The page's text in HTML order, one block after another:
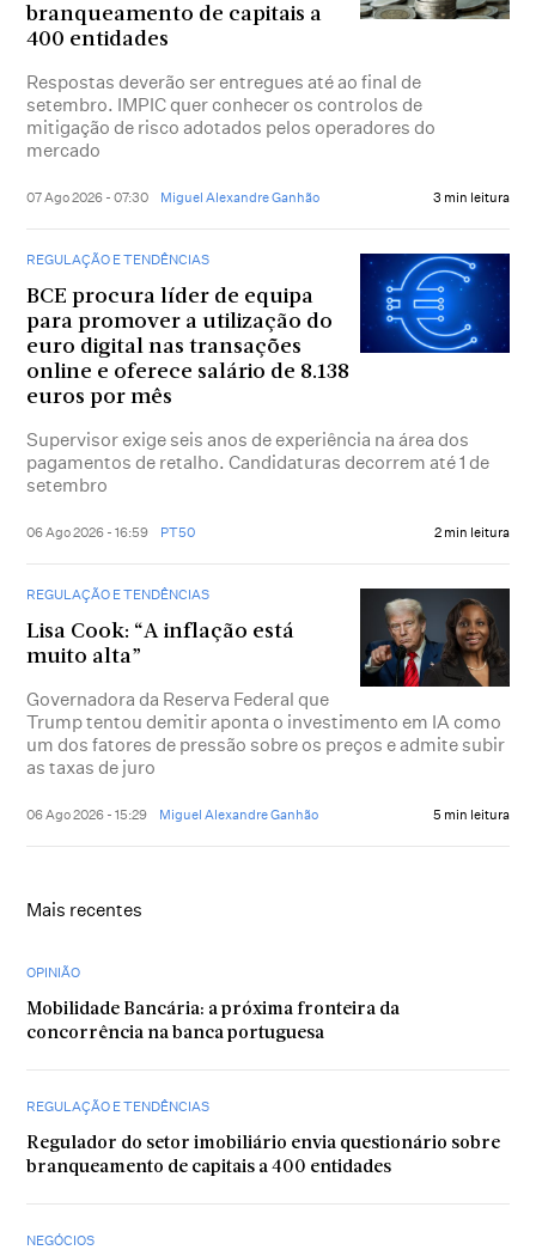
branqueamento de capitais a
400 entidades
Respostas deverão ser entregues até ao final de
setembro. IMPIC quer conhecer os controlos de
mitigação de risco adotados pelos operadores do
mercado
07 Ago 2026 - 07:30 Miguel Alexandre Ganhão 3 min leitura
REGULAÇÃO E TENDÊNCIAS
BCE procura líder de equipa
para promover a utilização do
euro digital nas transações
online e oferece salário de 8.138
euros por mês
Supervisor exige seis anos de experiência na área dos
pagamentos de retalho. Candidaturas decorrem até 1 de
setembro
06 Ago 2026 - 16:59 PT50 2 min leitura
REGULAÇÃO E TENDÊNCIAS
Lisa Cook: “A inflação está
muito alta”
Governadora da Reserva Federal que
Trump tentou demitir aponta o investimento em IA como
um dos fatores de pressão sobre os preços e admite subir
as taxas de juro
06 Ago 2026 - 15:29 Miguel Alexandre Ganhão 5 min leitura
Mais recentes
OPINIÃO
Mobilidade Bancária: a próxima fronteira da
concorrência na banca portuguesa
REGULAÇÃO E TENDÊNCIAS
Regulador do setor imobiliário envia questionário sobre
branqueamento de capitais a 400 entidades
NEGÓCIOS